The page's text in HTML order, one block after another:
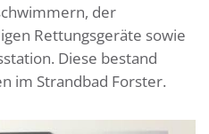
der
Rettungsgeräte sowie
Diese bestand
im Strandbad Forster.